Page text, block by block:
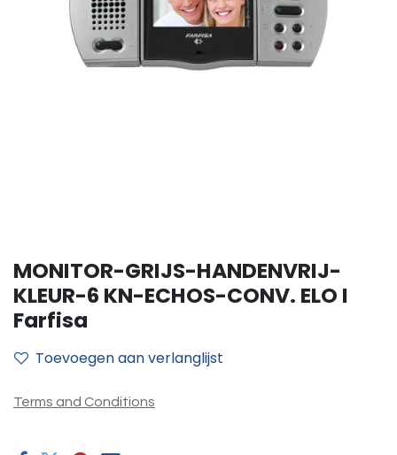
MONITOR-GRIJS-HANDENVRIJ-
KLEUR-6 KN-ECHOS-CONV. ELO I
Farfisa
Toevoegen aan verlanglijst
Terms and Conditions